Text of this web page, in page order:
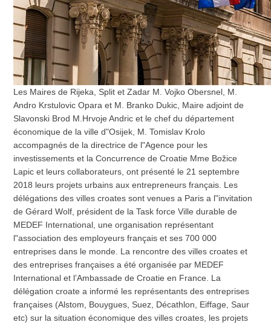
Les Maires de Rijeka, Split et Zadar M. Vojko Obersnel, M.
Andro Krstulovic Opara et M. Branko Dukic, Maire adjoint de
Slavonski Brod M.Hrvoje Andric et le chef du département
économique de la ville d"Osijek, M. Tomislav Krolo
accompagnés de la directrice de l"Agence pour les
investissements et la Concurrence de Croatie Mme Božice
Lapic et leurs collaborateurs, ont présenté le 21 septembre
2018 leurs projets urbains aux entrepreneurs français. Les
délégations des villes croates sont venues a Paris a l"invitation
de Gérard Wolf, président de la Task force Ville durable de
MEDEF International, une organisation représentant
l"association des employeurs français et ses 700 000
entreprises dans le monde. La rencontre des villes croates et
des entreprises françaises a été organisée par MEDEF
International et l’Ambassade de Croatie en France. La
délégation croate a informé les représentants des entreprises
françaises (Alstom, Bouygues, Suez, Décathlon, Eiffage, Saur
etc) sur la situation économique des villes croates, les projets